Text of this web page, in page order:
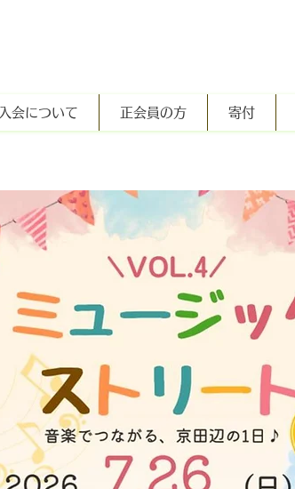
入会について 正会員の方 寄付